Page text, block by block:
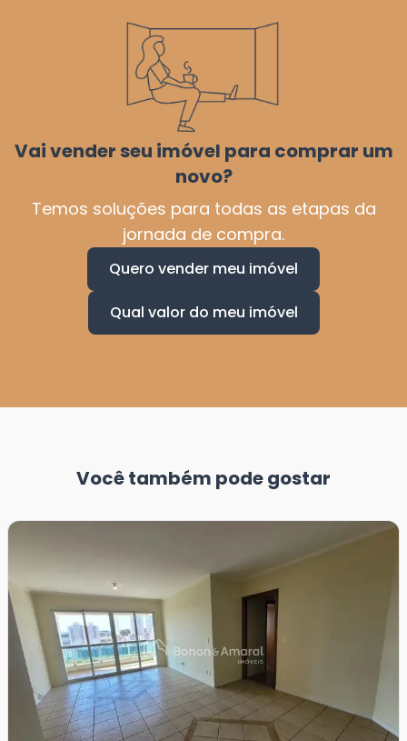
Vai vender seu imóvel para comprar um
novo?
Temos soluções para todas as etapas da
jornada de compra.
Quero vender meu imóvel
Qual valor do meu imóvel
Você também pode gostar